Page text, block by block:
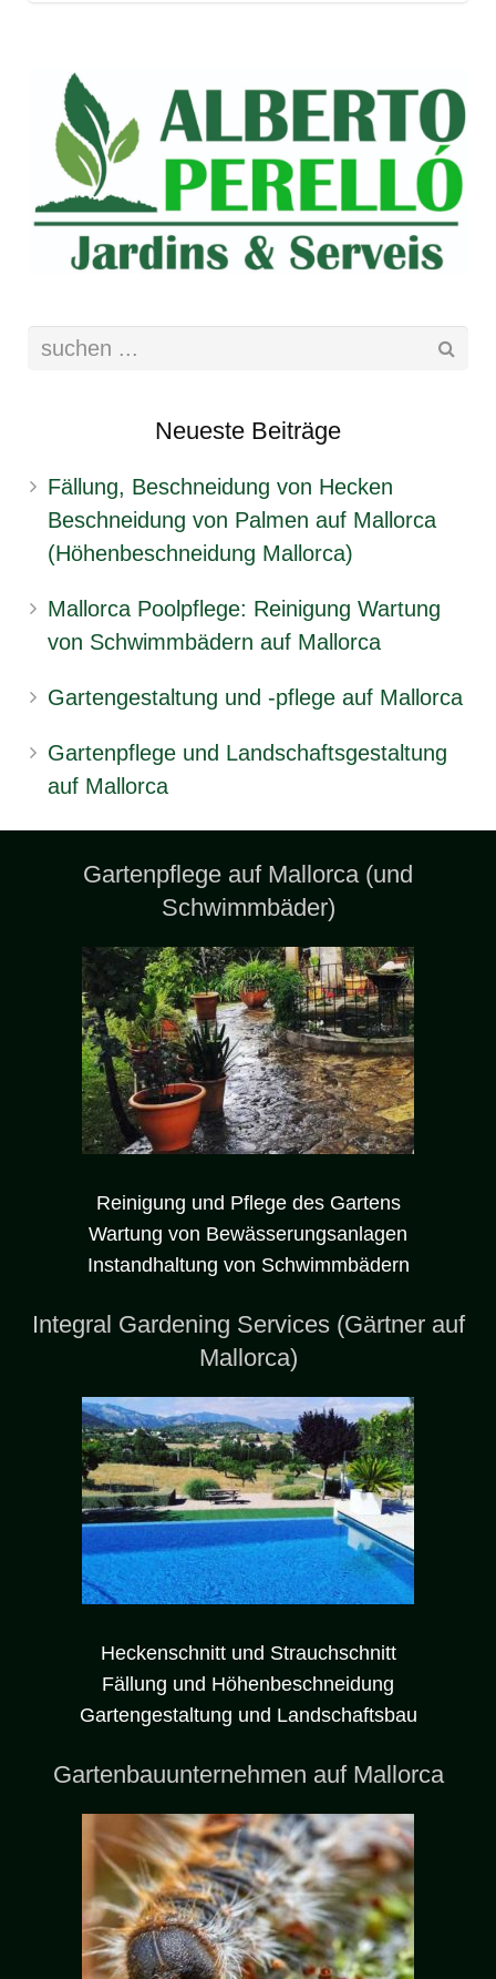
Neueste Beiträge
Fällung, Beschneidung von Hecken
Beschneidung von Palmen auf Mallorca
(Höhenbeschneidung Mallorca)
Mallorca Poolpflege: Reinigung Wartung
von Schwimmbädern auf Mallorca
Gartengestaltung und -pflege auf Mallorca
Gartenpflege und Landschaftsgestaltung
auf Mallorca
Gartenpflege auf Mallorca (und
Schwimmbäder)
Reinigung und Pflege des Gartens
Wartung von Bewässerungsanlagen
Instandhaltung von Schwimmbädern
Integral Gardening Services (Gärtner auf
Mallorca)
Heckenschnitt und Strauchschnitt
Fällung und Höhenbeschneidung
Gartengestaltung und Landschaftsbau
Gartenbauunternehmen auf Mallorca